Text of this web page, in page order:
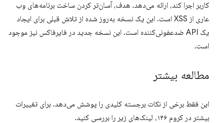
کاربر اجرا کند، ارائه می‌دهد. هدف، آسان‌تر کردن ساخت برنامه‌های وب
عاری از XSS است. این یک نسخه به‌روز شده از تلاش قبلی برای ایجاد
یک API ضدعفونی‌کننده است. این نسخه جدید در فایرفاکس نیز موجود
است.
مطالعه بیشتر
این فقط برخی از نکات برجسته کلیدی را پوشش می‌دهد. برای تغییرات
بیشتر در کروم ۱۴۶، لینک‌های زیر را بررسی کنید.